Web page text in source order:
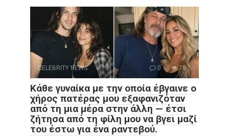
CELEBRITY NEWS 0 78
Κάθε γυναίκα με την οποία έβγαινε ο
χήρος πατέρας μου εξαφανιζόταν
από τη μια μέρα στην άλλη — έτσι
ζήτησα από τη φίλη μου να βγει μαζί
του έστω για ένα ραντεβού.